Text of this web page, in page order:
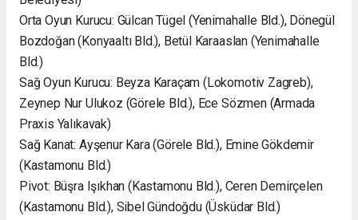
Orta Oyun Kurucu: Gülcan Tügel (Yenimahalle Bld.), Dönegül
Bozdoğan (Konyaaltı Bld.), Betül Karaaslan (Yenimahalle
Bld.)
Sağ Oyun Kurucu: Beyza Karaçam (Lokomotiv Zagreb),
Zeynep Nur Ulukoz (Görele Bld.), Ece Sözmen (Armada
Praxis Yalıkavak)
Sağ Kanat: Ayşenur Kara (Görele Bld.), Emine Gökdemir
(Kastamonu Bld.)
Pivot: Büşra Işıkhan (Kastamonu Bld.), Ceren Demirçelen
(Kastamonu Bld.), Sibel Gündoğdu (Üsküdar Bld.)